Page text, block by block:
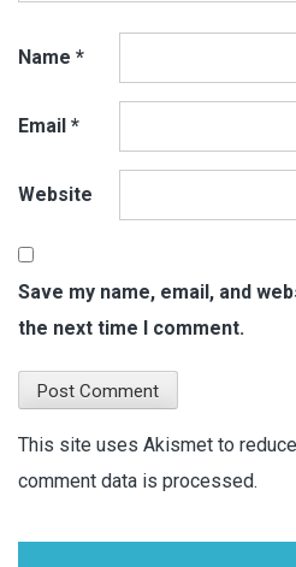
Name *
Email *
Website
Save my name, email, and
the next time I comment.
This site uses Akismet to
comment data is processed.